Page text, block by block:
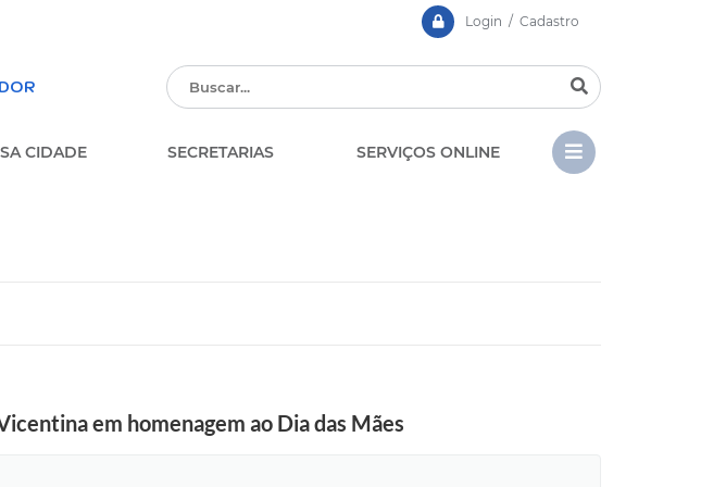
Login / Cadastro
CIDADE SECRETARIAS SERVIÇOS ONLINE
Concursos e Processos
em homenagem ao Dia das Mães